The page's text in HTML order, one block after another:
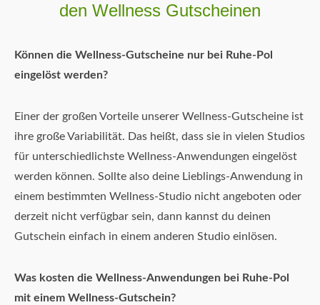
den Wellness Gutscheinen
Können die Wellness-Gutscheine nur bei Ruhe-Pol
eingelöst werden?
Einer der großen Vorteile unserer Wellness-Gutscheine ist
ihre große Variabilität. Das heißt, dass sie in vielen Studios
für unterschiedlichste Wellness-Anwendungen eingelöst
werden können. Sollte also deine Lieblings-Anwendung in
einem bestimmten Wellness-Studio nicht angeboten oder
derzeit nicht verfügbar sein, dann kannst du deinen
Gutschein einfach in einem anderen Studio einlösen.
Was kosten die Wellness-Anwendungen bei Ruhe-Pol
mit einem Wellness-Gutschein?